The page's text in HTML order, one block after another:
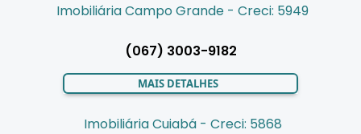
Imobiliária Campo Grande - Creci: 5949
(067) 3003-9182
MAIS DETALHES
Imobiliária Cuiabá - Creci: 5868